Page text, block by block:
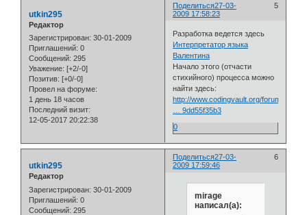
Поделиться 5
27-03-
2009 17:58:23
utkin295
Редактор
Зарегистрирован: 30-01-2009
Приглашений: 0
Сообщений: 295
Уважение: [+2/-0]
Позитив: [+0/-0]
Провел на форуме:
1 день 18 часов
Последний визит:
12-05-2017 20:22:38
Разработка ведется здесь
Интерпретатор языка
Валентина
Начало этого (отчасти
стихийного) процесса можно
найти здесь:
http://www.codingvault.org/forum/viewto
… 9dd55f35b3
0
Поделиться 6
27-03-
2009 17:59:46
utkin295
Редактор
Зарегистрирован: 30-01-2009
Приглашений: 0
Сообщений: 295
mirage
написал(а):